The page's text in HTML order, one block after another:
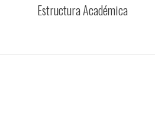
Estructura Académica